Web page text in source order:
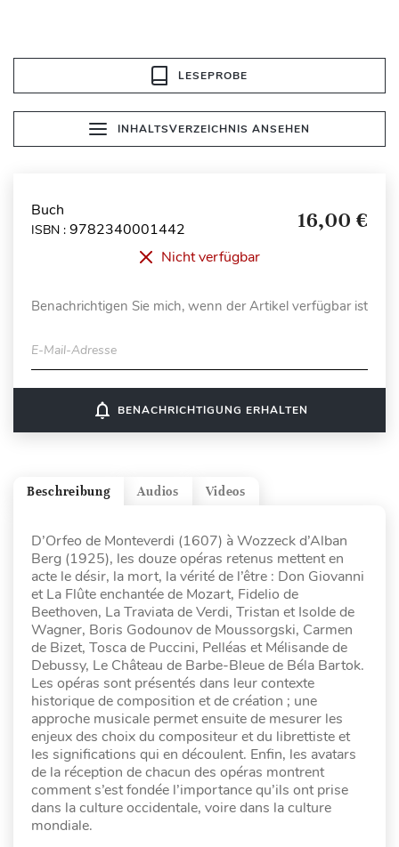
LESEPROBE
INHALTSVERZEICHNIS ANSEHEN
Buch
ISBN : 9782340001442 16,00 €
Nicht verfügbar
Benachrichtigen Sie mich, wenn der Artikel verfügbar ist
E-Mail-Adresse
notifications_none BENACHRICHTIGUNG ERHALTEN
Videos
Audios
Beschreibung
D’Orfeo de Monteverdi (1607) à Wozzeck d’Alban
Berg (1925), les douze opéras retenus mettent en
acte le désir, la mort, la vérité de l’être : Don Giovanni
et La Flûte enchantée de Mozart, Fidelio de
Beethoven, La Traviata de Verdi, Tristan et Isolde de
Wagner, Boris Godounov de Moussorgski, Carmen
de Bizet, Tosca de Puccini, Pelléas et Mélisande de
Debussy, Le Château de Barbe-Bleue de Béla Bartok.
Les opéras sont présentés dans leur contexte
historique de composition et de création ; une
approche musicale permet ensuite de mesurer les
enjeux des choix du compositeur et du librettiste et
les significations qui en découlent. Enfin, les avatars
de la réception de chacun des opéras montrent
comment s’est fondée l’importance qu’ils ont prise
dans la culture occidentale, voire dans la culture
mondiale.